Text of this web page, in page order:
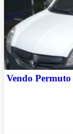
Vendo Permuto